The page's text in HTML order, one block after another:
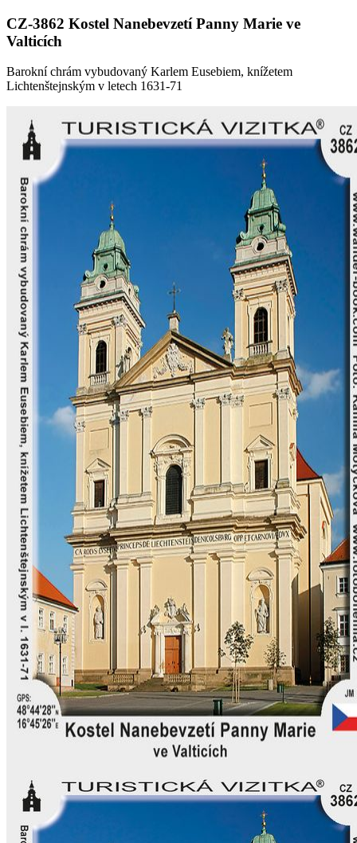
CZ-3862 Kostel Nanebevzetí Panny Marie ve
Valticích
Barokní chrám vybudovaný Karlem Eusebiem, knížetem
Lichtenštejnským v letech 1631-71